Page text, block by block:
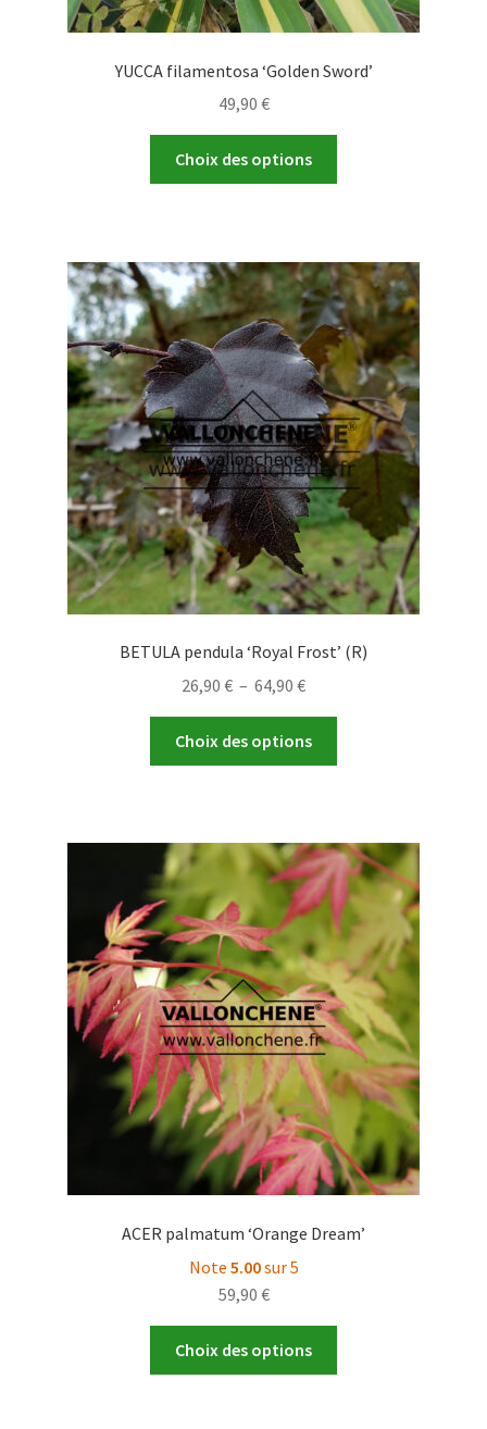
YUCCA filamentosa ‘Golden Sword’
49,90 €
Choix des options
Les
options
peuvent
être
choisies
sur
la
page
du
produit
BETULA pendula ‘Royal Frost’ (R)
26,90 € – 64,90 €Plage
de
prix :
26,90 €
Choix des options
variations.
Les
options
peuvent
être
choisies
sur
la
page
du
produit
ACER palmatum ‘Orange Dream’
Note 5.00sur 5
59,90 €
Choix des options